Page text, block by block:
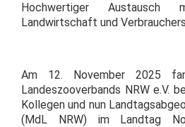
Hochwertiger
Landwirtschaft und
Am 12. November 2025
Landeszooverbands NRW e.V.
Kollegen und nun
(MdL NRW) im Landtag